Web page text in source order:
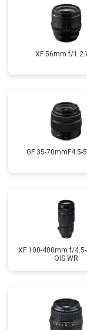
XF 56mm f/1.2
GF 35-70mmF4.5-
XF 100-400mm f/4.5-
OIS WR